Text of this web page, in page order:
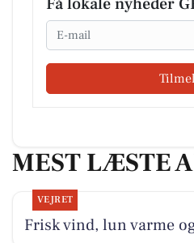
Email
MEST LÆSTE
VEJRET
Frisk vind, lun varme